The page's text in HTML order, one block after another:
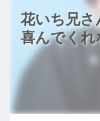
花いち兄さ
喜んでくれ